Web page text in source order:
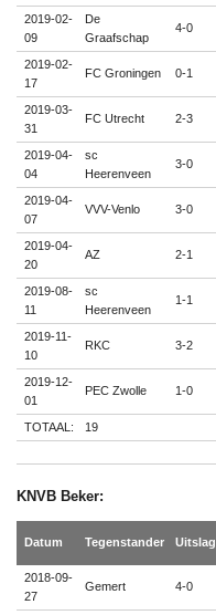
2019-02-
09
De
Graafschap
4-0
2019-02-
17
FC Groningen 0-1
2019-03-
31
FC Utrecht 2-3
2019-04-
04
sc
Heerenveen
3-0
2019-04-
07
VVV-Venlo 3-0
2019-04-
20
AZ 2-1
2019-08-
11
sc
Heerenveen
1-1
2019-11-
10
RKC 3-2
2019-12-
01
PEC Zwolle 1-0
TOTAAL: 19
KNVB Beker:
Datum Tegenstander Uitslag
2018-09-
27
Gemert 4-0